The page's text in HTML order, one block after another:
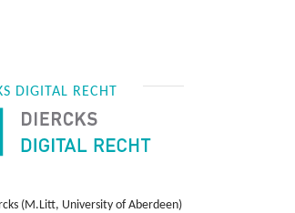
DIGITAL RECHT
(M.Litt, University of Aberdeen)